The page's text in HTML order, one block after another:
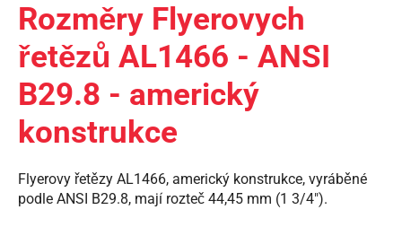
Rozměry Flyerovych
řetězů AL1466 - ANSI
B29.8 - americký
konstrukce
Flyerovy řetězy AL1466, americký konstrukce, vyráběné
podle ANSI B29.8, mají rozteč 44,45 mm (1 3/4").